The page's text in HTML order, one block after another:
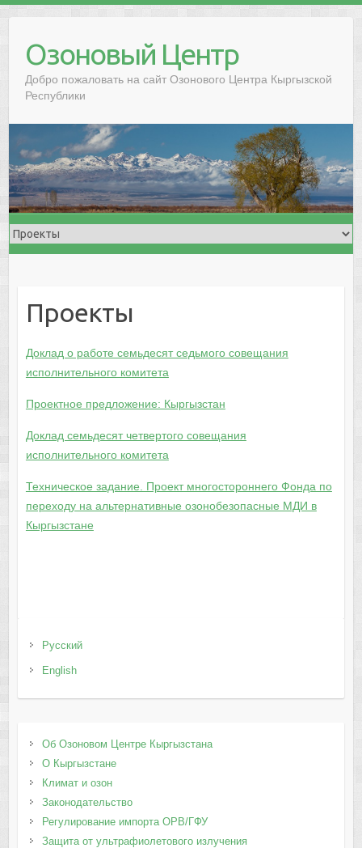
Озоновый Центр
Добро пожаловать на сайт Озонового Центра Кыргызской
Республики
Проекты
Доклад о работе семьдесят седьмого совещания
исполнительного комитета
Проектное предложение: Кыргызстан
Доклад семьдесят четвертого совещания
исполнительного комитета
Техническое задание. Проект многостороннего Фонда по
переходу на альтернативные озонобезопасные МДИ в
Кыргызстане
Русский
English
Об Озоновом Центре Кыргызстана
О Кыргызстане
Климат и озон
Законодательство
Регулирование импорта ОРВ/ГФУ
Защита от ультрафиолетового излучения